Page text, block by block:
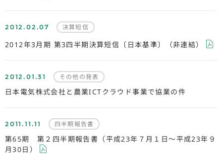
2012.02.07 決算短信
2012年3月期 第3四半期決算短信〔日本基準〕（非連結）
2012.01.31 その他の発表
日本電気株式会社と農業ICTクラウド事業で協業の件
2011.11.11 四半期報告書
第65期 第２四半期報告書（平成23年７月１日～平成23年９
月30日）